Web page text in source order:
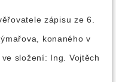
zápisu ze 6.
konaného v
složení: Ing. Vojtěch